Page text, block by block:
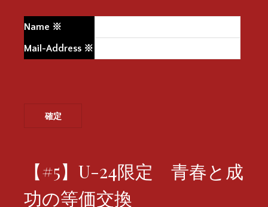
Name ※
Mail-Address ※
【#5】U-24限定 青春と成
功の等価交換